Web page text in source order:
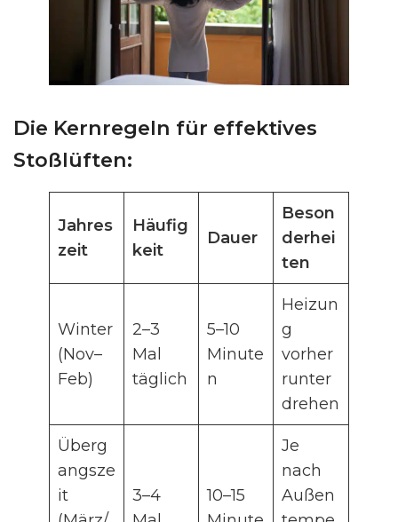
Die Kernregeln für effektives
Stoßlüften:
Jahres
zeit
Häufig
keit
Dauer
Beson
derhei
ten
Winter
(Nov–
Feb)
2–3
Mal
täglich
5–10
Minute
n
Heizun
g
vorher
runter
drehen
Überg
angsze
it
3–4
10–15
Je
nach
Außen